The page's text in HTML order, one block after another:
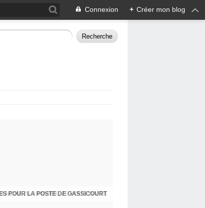
Connexion + Créer mon blog
POUR LA POSTE DE GASSICOURT
25 JANVIER, JE VOUS INVITE